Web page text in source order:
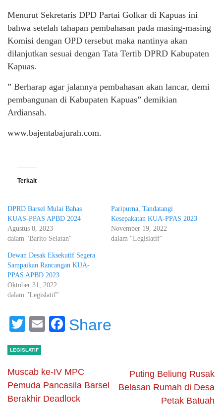
Menurut Sekretaris DPD Partai Golkar di Kapuas ini
bahwa setelah tahapan pembahasan pada masing-masing
Komisi dengan OPD tersebut maka nantinya akan
dilanjutkan sesuai dengan Tata Tertib DPRD Kabupaten
Kapuas.
” Berharap agar jalannya pembahasan akan lancar, demi
pembangunan di Kabupaten Kapuas” demikian
Ardiansah.
www.bajentabajurah.com.
Terkait
DPRD Barsel Mulai Bahas
KUAS-PPAS APBD 2024
Agustus 8, 2023
dalam "Barito Selatan"
Paripurna, Tandatangi
Kesepakatan KUA-PPAS 2023
November 19, 2022
dalam "Legislatif"
Dewan Desak Eksekutif Segera
Sampaikan Rancangan KUA-
PPAS APBD 2023
Oktober 31, 2022
dalam "Legislatif"
Twitter
EmailFacebook
Share
LEGISLATIF
Muscab ke-IV MPC
Pemuda Pancasila Barsel
Berakhir Deadlock
Puting Beliung Rusak
Belasan Rumah di Desa
Petak Batuah